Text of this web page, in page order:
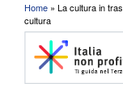
Tu sei qui
Home » La cultura in
cultura